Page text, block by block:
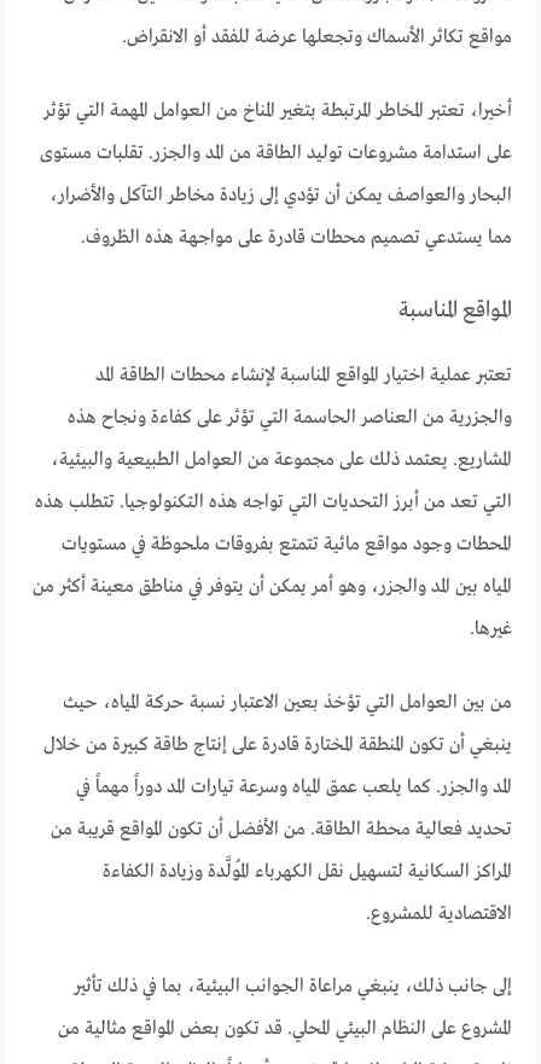
مواقع تكاثر الأسماك وتجعلها عرضة للفقد أو الانقراض.
أخيرا، تعتبر المخاطر المرتبطة بتغير المناخ من العوامل المهمة التي تؤثر
على استدامة مشروعات توليد الطاقة من المد والجزر. تقلبات مستوى
البحار والعواصف يمكن أن تؤدي إلى زيادة مخاطر التآكل والأضرار،
مما يستدعي تصميم محطات قادرة على مواجهة هذه الظروف.
المواقع المناسبة
تعتبر عملية اختيار المواقع المناسبة لإنشاء محطات الطاقة المد
والجزرية من العناصر الحاسمة التي تؤثر على كفاءة ونجاح هذه
المشاريع. يعتمد ذلك على مجموعة من العوامل الطبيعية والبيئية،
التي تعد من أبرز التحديات التي تواجه هذه التكنولوجيا. تتطلب هذه
المحطات وجود مواقع مائية تتمتع بفروقات ملحوظة في مستويات
المياه بين المد والجزر، وهو أمر يمكن أن يتوفر في مناطق معينة أكثر من
غيرها.
من بين العوامل التي تؤخذ بعين الاعتبار نسبة حركة المياه، حيث
ينبغي أن تكون المنطقة المختارة قادرة على إنتاج طاقة كبيرة من خلال
المد والجزر. كما يلعب عمق المياه وسرعة تيارات المد دوراً مهماً في
تحديد فعالية محطة الطاقة. من الأفضل أن تكون المواقع قريبة من
المراكز السكانية لتسهيل نقل الكهرباء المُولَّدة وزيادة الكفاءة
الاقتصادية للمشروع.
إلى جانب ذلك، ينبغي مراعاة الجوانب البيئية، بما في ذلك تأثير
المشروع على النظام البيئي المحلي. قد تكون بعض المواقع مثالية من